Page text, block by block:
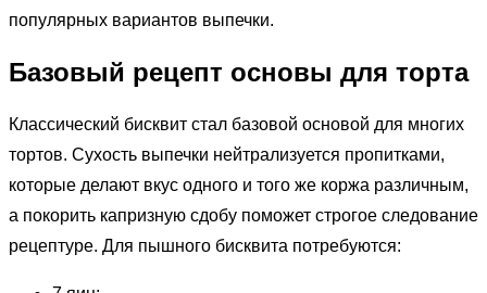
популярных вариантов выпечки.
Базовый рецепт основы для торта
Классический бисквит стал базовой основой для многих
тортов. Сухость выпечки нейтрализуется пропитками,
которые делают вкус одного и того же коржа различным,
а покорить капризную сдобу поможет строгое следование
рецептуре. Для пышного бисквита потребуются: